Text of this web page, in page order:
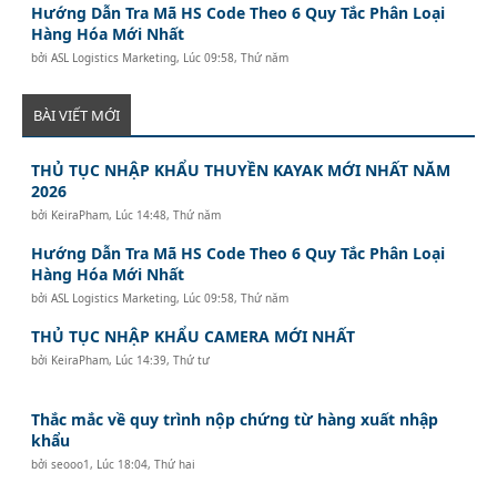
Hướng Dẫn Tra Mã HS Code Theo 6 Quy Tắc Phân Loại
Hàng Hóa Mới Nhất
bởiASL Logistics Marketing, Lúc 09:58, Thứ năm
BÀI VIẾT MỚI
THỦ TỤC NHẬP KHẨU THUYỀN KAYAK MỚI NHẤT NĂM
2026
bởi KeiraPham, Lúc 14:48, Thứ năm
Hướng Dẫn Tra Mã HS Code Theo 6 Quy Tắc Phân Loại
Hàng Hóa Mới Nhất
bởiASL Logistics Marketing, Lúc 09:58, Thứ năm
THỦ TỤC NHẬP KHẨU CAMERA MỚI NHẤT
bởi KeiraPham, Lúc 14:39, Thứ tư
Thắc mắc về quy trình nộp chứng từ hàng xuất nhập
khẩu
bởiseooo1 , Lúc 18:04, Thứ hai